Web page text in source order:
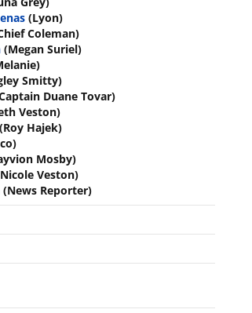
(Lyon)
Coleman)
(Megan Suriel)
Smitty)
Duane Tovar)
Veston)
(Roy Hajek)
Mosby)
Veston)
(News Reporter)